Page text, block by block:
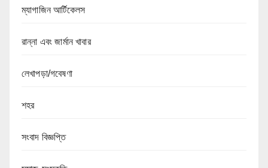
ম্যাগাজিন আর্টিকেলস
রান্না এবং জার্মান খাবার
লেখাপড়া/গবেষণা
শহর
সংবাদ বিজ্ঞপ্তি